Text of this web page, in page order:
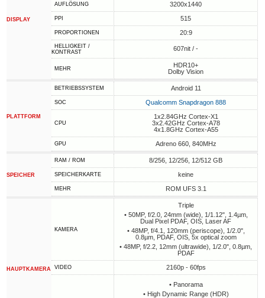
DISPLAY
AUFLÖSUNG 3200x1440
PPI 515
PROPORTIONEN 20:9
HELLIGKEIT /
KONTRAST
607nit / -
MEHR
HDR10+
Dolby Vision
PLATTFORM
BETRIEBSSYSTEM Android 11
SOC Qualcomm Snapdragon 888
CPU
1x2.84GHz Cortex-X1
3x2.42GHz Cortex-A78
4x1.8GHz Cortex-A55
GPU Adreno 660, 840MHz
SPEICHER
RAM / ROM 8/256, 12/256, 12/512 GB
SPEICHERKARTE keine
MEHR ROM UFS 3.1
HAUPTKAMERA
KAMERA
Triple
• 50MP, f/2.0, 24mm (wide), 1/1.12", 1.4µm,
Dual Pixel PDAF, OIS, Laser AF
• 48MP, f/4.1, 120mm (periscope), 1/2.0",
0.8µm, PDAF, OIS, 5x optical zoom
• 48MP, f/2.2, 12mm (ultrawide), 1/2.0", 0.8µm,
PDAF
VIDEO 2160p - 60fps
• Panorama
• High Dynamic Range (HDR)